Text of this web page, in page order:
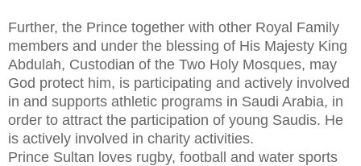
Further, the Prince together with other Royal Family
members and under the blessing of His Majesty King
Abdulah, Custodian of the Two Holy Mosques, may
God protect him, is participating and actively involved
in and supports athletic programs in Saudi Arabia, in
order to attract the participation of young Saudis. He
is actively involved in charity activities.
Prince Sultan loves rugby, football and water sports